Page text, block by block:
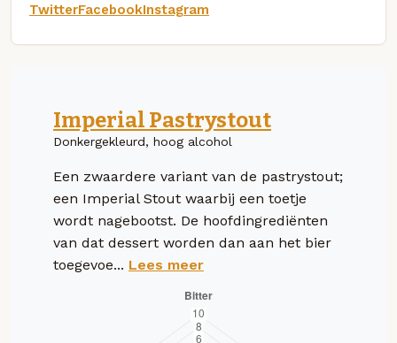
TwitterFacebookInstagram
Imperial Pastrystout
Donkergekleurd, hoog alcohol
Een zwaardere variant van de pastrystout;
een Imperial Stout waarbij een toetje
wordt nagebootst. De hoofdingrediënten
van dat dessert worden dan aan het bier
toegevoe... Lees meer